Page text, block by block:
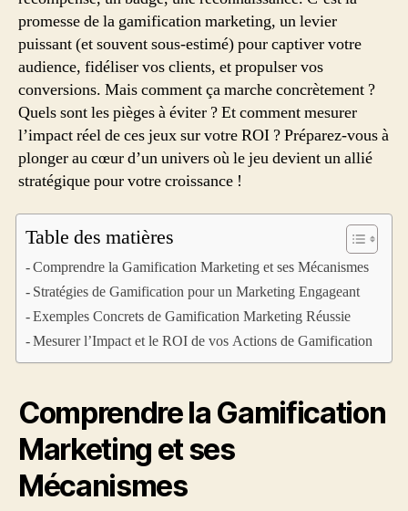
promesse de la gamification marketing, un levier
puissant (et souvent sous-estimé) pour captiver votre
audience, fidéliser vos clients, et propulser vos
conversions. Mais comment ça marche concrètement ?
Quels sont les pièges à éviter ? Et comment mesurer
l’impact réel de ces jeux sur votre ROI ? Préparez-vous à
plonger au cœur d’un univers où le jeu devient un allié
stratégique pour votre croissance !
Table des matières
Comprendre la Gamification Marketing et ses Mécanismes
Stratégies de Gamification pour un Marketing Engageant
Exemples Concrets de Gamification Marketing Réussie
Mesurer l’Impact et le ROI de vos Actions de Gamification
Comprendre la Gamification
Marketing et ses
Mécanismes